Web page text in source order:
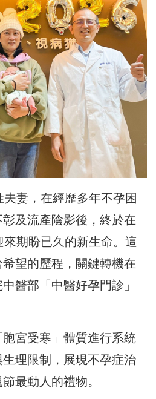
妻，在經歷多年不孕困
及流產陰影後，終於在
期盼已久的新生命。這
望的歷程，關鍵轉機在
醫部「中醫好孕門診」
宮受寒」體質進行系統
理限制，展現不孕症治
最動人的禮物。